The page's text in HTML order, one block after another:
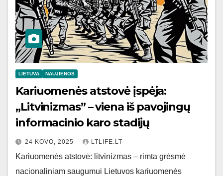
LIETUVA NAUJIENOS
Kariuomenės atstovė įspėja:
„Litvinizmas” – viena iš pavojingų
informacinio karo stadijų
24 KOVO, 2025 LTLIFE.LT
Kariuomenės atstovė: litvinizmas – rimta grėsmė
nacionaliniam saugumui Lietuvos kariuomenės